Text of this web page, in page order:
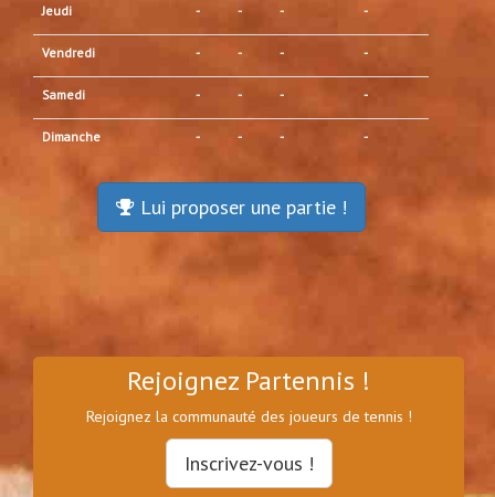
Jeudi - - - -
Vendredi - - - -
Samedi - - - -
Dimanche - - - -
Lui proposer une partie !
Rejoignez Partennis !
Rejoignez la communauté des joueurs de tennis !
Inscrivez-vous !